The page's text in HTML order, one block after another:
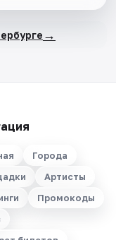
→
Города
Артисты
Промокоды